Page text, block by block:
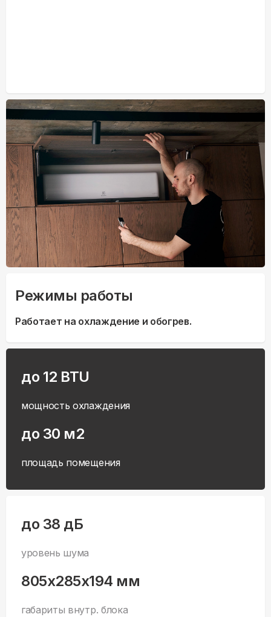
Режимы работы
Работает на охлаждение и обогрев.
до 12 BTU
мощность охлаждения
до 30 м2
площадь помещения
до 38 дБ
уровень шума
805x285x194 мм
габариты внутр. блока